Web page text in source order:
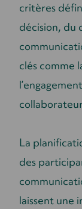
critères
décision, du
clés comme
La
des
laissent une